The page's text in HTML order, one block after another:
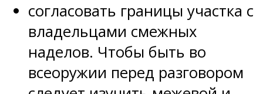
согласовать границы участка с
владельцами смежных
наделов. Чтобы быть во
всеоружии перед разговором